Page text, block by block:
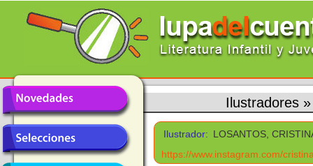
Ilustradores
Ilustrador: LOSANTOS,
https://www.instagram.com/